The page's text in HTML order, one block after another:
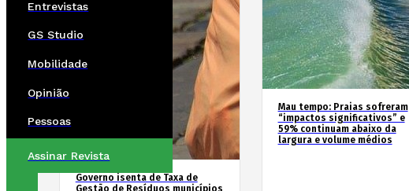
Entrevistas
GS Studio
Mobilidade
Opinião
Pessoas
Assinar Revista
Governo isenta de Taxa de
Mau tempo: Praias sofreram
“impactos significativos” e
59% continuam abaixo da
largura e volume médios